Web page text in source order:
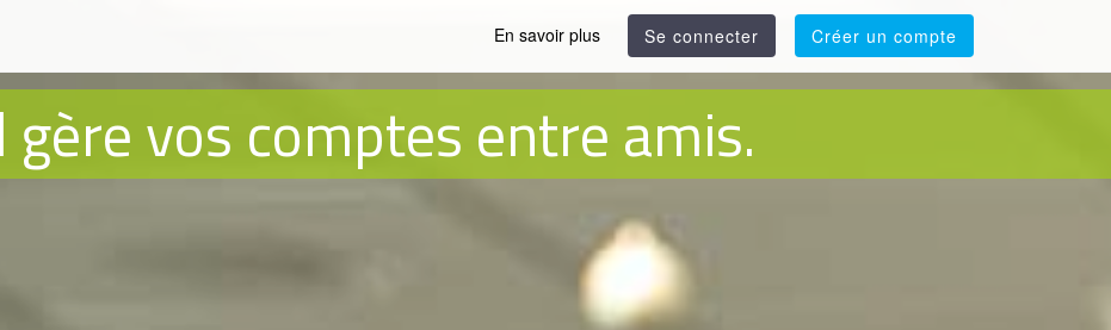
En savoir plus Se connecter Créer un compte
gère vos comptes entre amis.